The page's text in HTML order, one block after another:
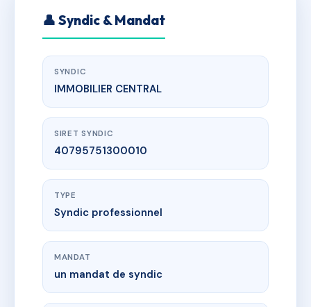
👤 Syndic & Mandat
SYNDIC
IMMOBILIER CENTRAL
SIRET SYNDIC
40795751300010
TYPE
Syndic professionnel
MANDAT
un mandat de syndic